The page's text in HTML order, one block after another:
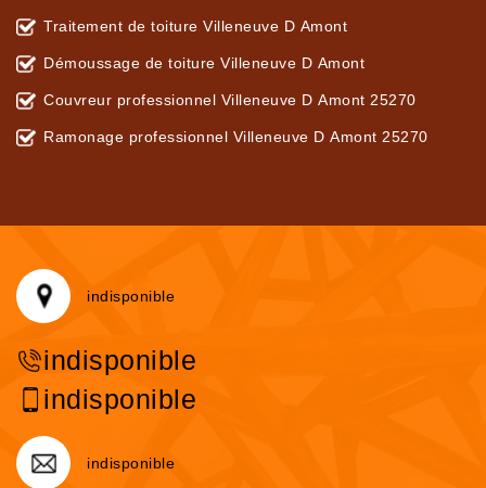
Traitement de toiture Villeneuve D Amont
Démoussage de toiture Villeneuve D Amont
Couvreur professionnel Villeneuve D Amont 25270
Ramonage professionnel Villeneuve D Amont 25270
indisponible
indisponible
indisponible
indisponible